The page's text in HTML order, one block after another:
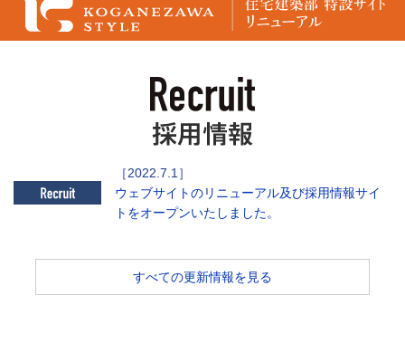
ウェブサイトのリニューアル及び採用情報サイ
トをオープンいたしました。
すべての更新情報を見る